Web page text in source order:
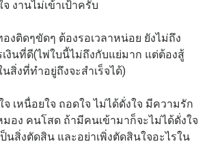
งานไม่เข้าเป้าครับ
งติดๆขัดๆ ต้องรอเวลาหน่อย ยังไม่ถึง
เงินที่ดี(ไพ่ใบนี้ไม่ถึงกับแย่มาก แต่ต้องสู้
สิ่งที่ทำอยู่ถึงจะสำเร็จได้)
จ เหนื่อยใจ ถอดใจ ไม่ได้ดั่งใจ มีความรัก
อง คนโสด ถ้ามีคนเข้ามาก็จะไม่ได้ดั่งใจ
ป็นสิ่งตัดสิน และอย่าเพิ่งตัดสินใจอะไรใน